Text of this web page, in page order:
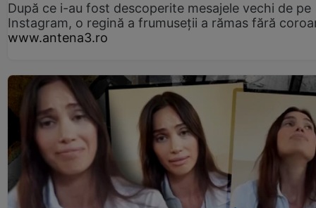
După ce i-au fost descoperite mesajele vechi de pe
Instagram, o regină a frumuseții a rămas fără
www.antena3.ro